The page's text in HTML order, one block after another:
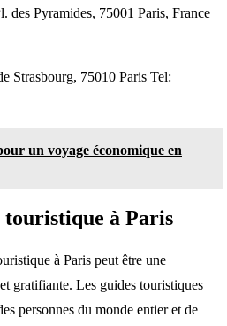
des Pyramides, 75001 Paris, France
Strasbourg, 75010 Paris Tel:
un voyage économique en
touristique à Paris
à Paris peut être une
gratifiante. Les guides touristiques
personnes du monde entier et de